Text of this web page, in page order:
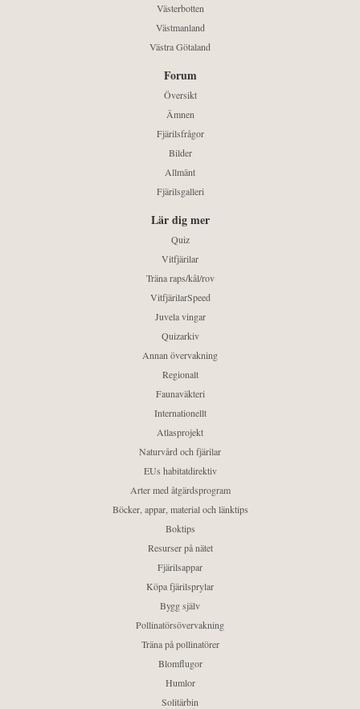
Västerbotten
Västmanland
Västra Götaland
Forum
Översikt
Ämnen
Fjärilsfrågor
Bilder
Allmänt
Fjärilsgalleri
Lär dig mer
Quiz
Vitfjärilar
Träna raps/kål/rov
VitfjärilarSpeed
Juvela vingar
Quizarkiv
Annan övervakning
Regionalt
Faunaväkteri
Internationellt
Atlasprojekt
Naturvård och fjärilar
EUs habitatdirektiv
Arter med åtgärdsprogram
Böcker, appar, material och länktips
Boktips
Resurser på nätet
Fjärilsappar
Köpa fjärilsprylar
Bygg själv
Pollinatörsövervakning
Träna på pollinatörer
Blomflugor
Humlor
Solitärbin